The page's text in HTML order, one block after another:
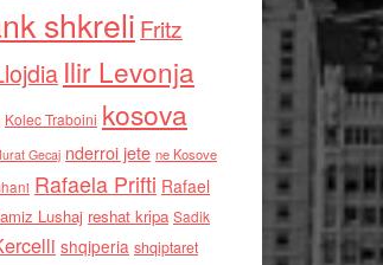
shkreli Fritz
Ilir Levonja
Kolec Traboini kosova
Gecaj nderroi jete ne Kosove
Rafaela Prifti Rafael
Lushaj reshat kripa Sadik
shqiperia shqiptaret